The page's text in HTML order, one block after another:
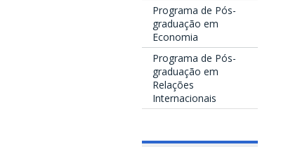
Programa de Pós-
graduação em
Economia
Programa de Pós-
graduação em
Relações
Internacionais